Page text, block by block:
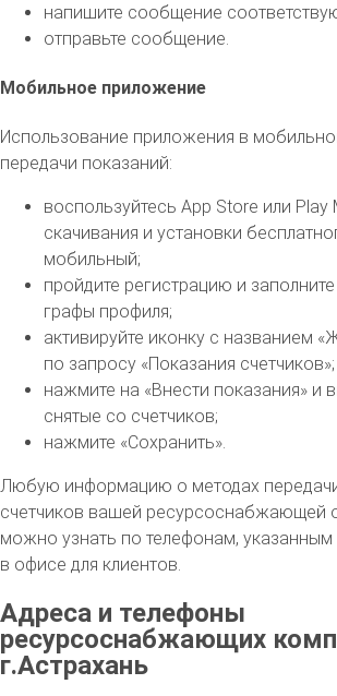
напишите сообщение
отправьте сообщение.
Мобильное приложение
Использование приложения в
передачи показаний:
воспользуйтесь App Store или Play
скачивания и установки
мобильный;
пройдите регистрацию и
графы профиля;
активируйте иконку с названием
по запросу «Показания счетчиков»;
нажмите на «Внести показания» и
снятые со счетчиков;
нажмите «Сохранить».
Любую информацию о методах
счетчиков вашей ресурсоснабжающей
можно узнать по телефонам, указанным
в офисе для клиентов.
Адреса и телефоны
ресурсоснабжающих
г.Астрахань